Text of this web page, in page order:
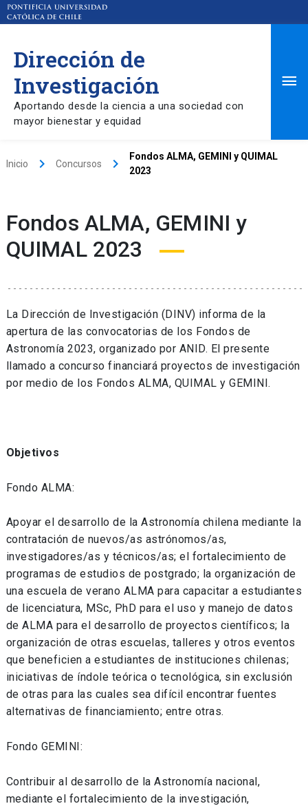
Dirección de
Investigación
Aportando desde la ciencia a una sociedad con
mayor bienestar y equidad
Inicio keyboard_arrow_right Concursos keyboard_arrow_right
Fondos ALMA, GEMINI y QUIMAL
2023
Fondos ALMA, GEMINI y
QUIMAL 2023
La Dirección de Investigación (DINV) informa de la
apertura de las convocatorias de los Fondos de
Astronomía 2023, organizado por ANID. El presente
llamado a concurso financiará proyectos de investigación
por medio de los Fondos ALMA, QUIMAL y GEMINI.
Objetivos
Fondo ALMA:
Apoyar el desarrollo de la Astronomía chilena mediante la
contratación de nuevos/as astrónomos/as,
investigadores/as y técnicos/as; el fortalecimiento de
programas de estudios de postgrado; la organización de
una escuela de verano ALMA para capacitar a estudiantes
de licenciatura, MSc, PhD para el uso y manejo de datos
de ALMA para el desarrollo de proyectos científicos; la
organización de otras escuelas, talleres y otros eventos
que beneficien a estudiantes de instituciones chilenas;
iniciativas de índole teórica o tecnológica, sin exclusión
de otras para las cuales sea difícil encontrar fuentes
alternativas de financiamiento; entre otras.
Fondo GEMINI:
Contribuir al desarrollo de la Astronomía nacional,
mediante el fortalecimiento de la investigación,